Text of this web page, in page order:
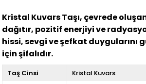
Kristal Kuvars Taşı, çevrede
dağıtır, pozitif enerjiyi ve
hissi, sevgi ve şefkat duygularını
için şifalıdır.
Taş Cinsi
Kristal Kuvars